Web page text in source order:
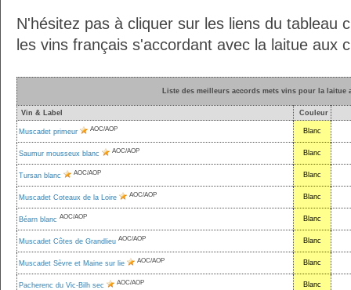
N'hésitez pas à cliquer sur les liens du tableau
les vins français s'accordant avec la laitue aux
Liste des meilleurs accords mets vins pour la laitue
Vin & Label Couleur
Muscadet primeur AOC/AOP Blanc
Saumur mousseux blanc AOC/AOP Blanc
Tursan blanc AOC/AOP Blanc
Muscadet Coteaux de la Loire AOC/AOP Blanc
Béarn blanc AOC/AOP Blanc
Muscadet Côtes de Grandlieu AOC/AOP Blanc
Muscadet Sèvre et Maine sur lie AOC/AOP Blanc
Pacherenc du Vic-Bilh sec AOC/AOP Blanc